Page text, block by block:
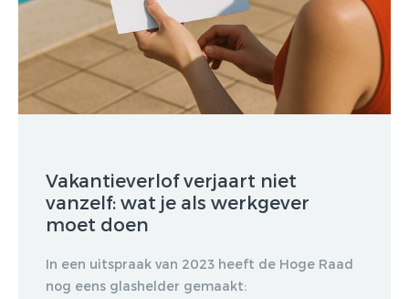
Vakantieverlof verjaart niet
vanzelf: wat je als werkgever
moet doen
In een uitspraak van 2023 heeft de Hoge Raad
nog eens glashelder gemaakt: